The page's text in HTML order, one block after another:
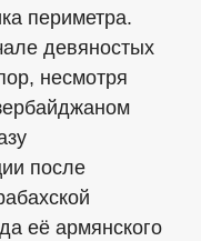
периметра.
девяностых
несмотря
после
её армянского